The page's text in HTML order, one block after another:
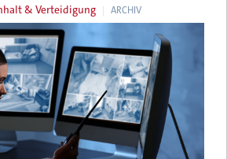
& Verteidigung ARCHIV